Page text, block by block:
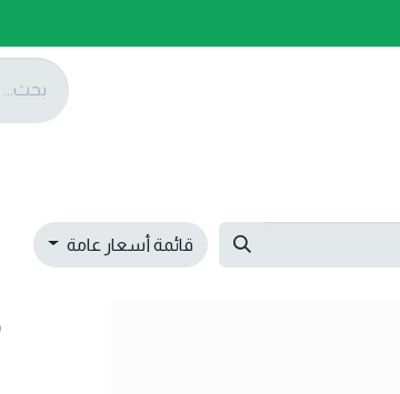
قائمة أسعار عامة